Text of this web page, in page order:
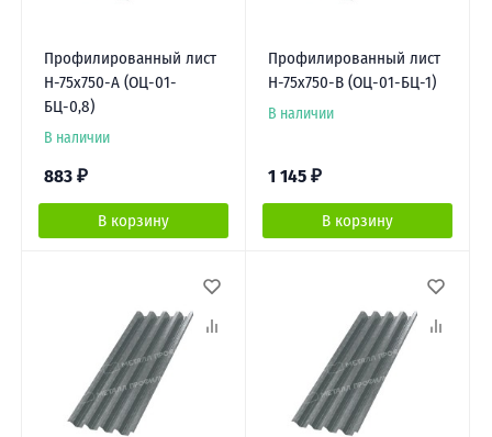
Профилированный лист
Н-75х750-A (ОЦ-01-
БЦ-0,8)
В наличии
883 ₽
В корзину
Профилированный лист
Н-75х750-B (ОЦ-01-БЦ-1)
В наличии
1 145 ₽
В корзину